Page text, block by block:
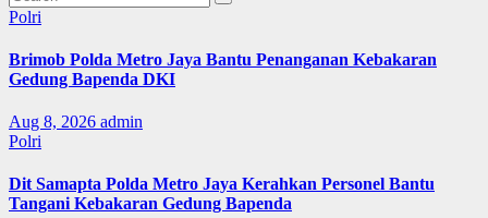
Polri
Brimob Polda Metro Jaya Bantu Penanganan Kebakaran
Gedung Bapenda DKI
Aug 8, 2026 admin
Polri
Dit Samapta Polda Metro Jaya Kerahkan Personel Bantu
Tangani Kebakaran Gedung Bapenda